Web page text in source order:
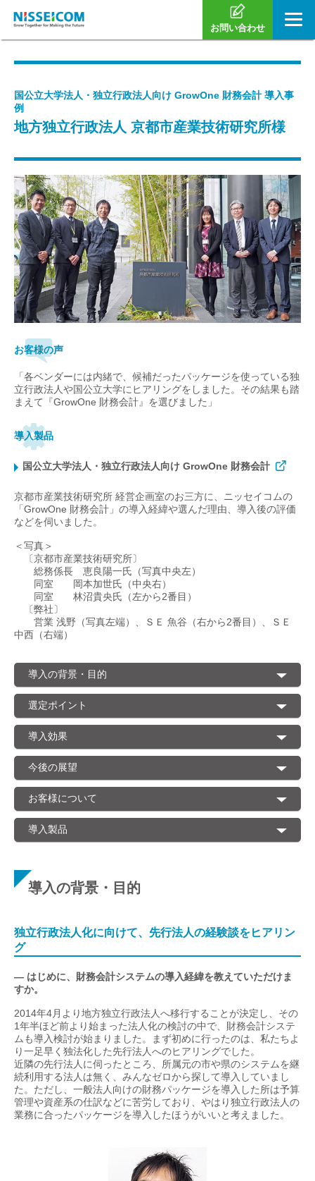
お問い合わせ
国公立大学法人・独立行政法人向け GrowOne 財務会計 導入事
例
地方独立行政法人 京都市産業技術研究所様
お客様の声
「各ベンダーには内緒で、候補だったパッケージを使っている独
立行政法人や国公立大学にヒアリングをしました。その結果も踏
まえて『GrowOne 財務会計』を選びました」
導入製品
国公立大学法人・独立行政法人向け GrowOne 財務会計
京都市産業技術研究所 経営企画室のお三方に、ニッセイコムの
「GrowOne 財務会計」の導入経緯や選んだ理由、導入後の評価
などを伺いました。
＜写真＞
〔京都市産業技術研究所〕
総務係長 恵良陽一氏（写真中央左）
同室 岡本加世氏（中央右）
同室 林沼貴央氏（左から2番目）
〔弊社〕
営業 浅野（写真左端）、ＳＥ 魚谷（右から2番目）、ＳＥ
中西（右端）
導入の背景・目的
選定ポイント
導入効果
今後の展望
お客様について
導入製品
導入の背景・目的
独立行政法人化に向けて、先行法人の経験談をヒアリン
グ
— はじめに、財務会計システムの導入経緯を教えていただけま
すか。
2014年4月より地方独立行政法人へ移行することが決定し、その
1年半ほど前より始まった法人化の検討の中で、財務会計システ
ムも導入検討が始まりました。まず初めに行ったのは、私たちよ
り一足早く独法化した先行法人へのヒアリングでした。
近隣の先行法人に伺ったところ、所属元の市や県のシステムを継
続利用する法人は無く、みんなゼロから探して導入していまし
た。ただし、一般法人向けの財務パッケージを導入した所は予算
管理や資産系の仕訳などに苦労しており、やはり独立行政法人の
業務に合ったパッケージを導入したほうがいいと考えました。